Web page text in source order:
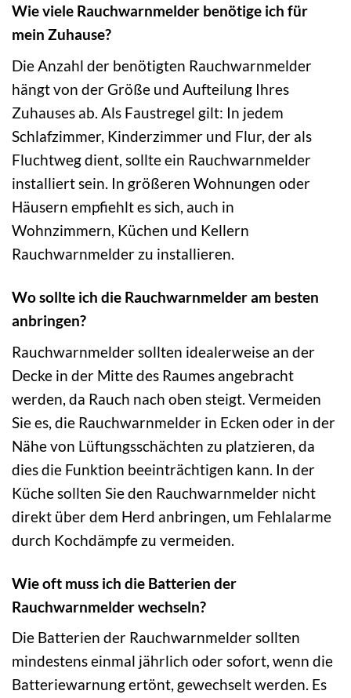
Wie viele Rauchwarnmelder benötige ich für
mein Zuhause?
Die Anzahl der benötigten Rauchwarnmelder
hängt von der Größe und Aufteilung Ihres
Zuhauses ab. Als Faustregel gilt: In jedem
Schlafzimmer, Kinderzimmer und Flur, der als
Fluchtweg dient, sollte ein Rauchwarnmelder
installiert sein. In größeren Wohnungen oder
Häusern empfiehlt es sich, auch in
Wohnzimmern, Küchen und Kellern
Rauchwarnmelder zu installieren.
Wo sollte ich die Rauchwarnmelder am besten
anbringen?
Rauchwarnmelder sollten idealerweise an der
Decke in der Mitte des Raumes angebracht
werden, da Rauch nach oben steigt. Vermeiden
Sie es, die Rauchwarnmelder in Ecken oder in der
Nähe von Lüftungsschächten zu platzieren, da
dies die Funktion beeinträchtigen kann. In der
Küche sollten Sie den Rauchwarnmelder nicht
direkt über dem Herd anbringen, um Fehlalarme
durch Kochdämpfe zu vermeiden.
Wie oft muss ich die Batterien der
Rauchwarnmelder wechseln?
Die Batterien der Rauchwarnmelder sollten
mindestens einmal jährlich oder sofort, wenn die
Batteriewarnung ertönt, gewechselt werden. Es